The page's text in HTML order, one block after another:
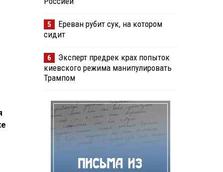
5
Ереван рубит сук, на котором
сидит
6
Эксперт предрек крах попыток
киевского режима манипулировать
Трампом